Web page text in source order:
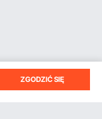
ZGODZIĆ SIĘ